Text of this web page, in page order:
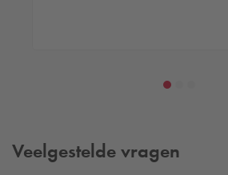
Veelgestelde vragen